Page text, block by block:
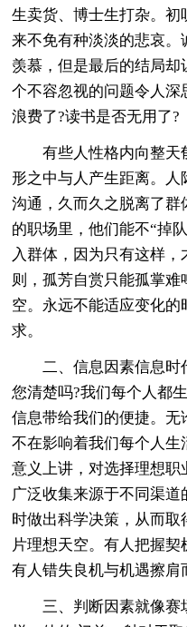
生卖货、博士生打杂。
来不免有种淡淡的悲哀。
羡慕，但是最后的结局
个不容忽视的问题令人
浪费了?读书是否无用了?
有些人性格内向整天
形之中与人产生距离。
沟通，久而久之脱离了
的职场里，他们能不“掉
入群体，因为只有这样
则，孤芳自赏只能孤掌
空。永远不能适应变化
求。
二、信息因素信息时
您清楚吗?我们每个人都
信息带给我们的便捷。无
不在影响着我们每个人
意义上讲，对选择理想
广泛收集来源于不同渠道
时做出科学决策，从而
片理想天空。有人把握
有人错失良机与机遇擦肩
三、判断因素就像赛